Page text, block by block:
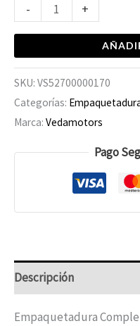
- +
SKU: VS52700000170
Categorías:
Marca: Vedamotors
Pago
Descripción
Empaquetadura